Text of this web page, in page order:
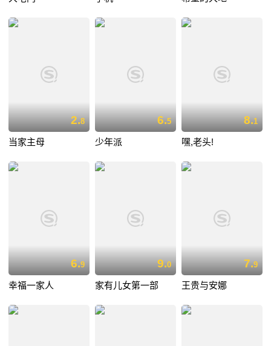
2.8
当家主母
6.5
少年派
8.1
嘿,老头!
6.9
幸福一家人
9.0
家有儿女第一部
7.9
王贵与安娜